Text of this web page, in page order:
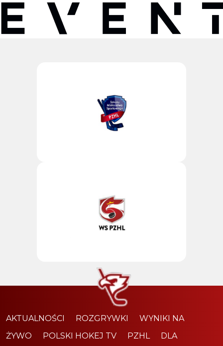
AKTUALNOŚCI ROZGRYWKI
WYNIKI NA
ŻYWO
POLSKI HOKEJ TV PZHL DLA